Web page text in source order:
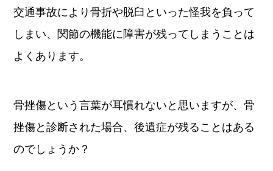
交通事故により骨折や脱臼といった怪我を負って
しまい、関節の機能に障害が残ってしまうことは
よくあります。
骨挫傷という言葉が耳慣れないと思いますが、骨
挫傷と診断された場合、後遺症が残ることはある
のでしょうか？